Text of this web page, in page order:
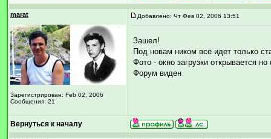
marat
Зарегистрирован: Feb 02, 2006
Сообщения: 21
Добавлено: Чт Фев 02, 2006 13:51
Зашел!
Под новам ником всё идет только
Фото - окно загрузки открывается
Форум виден
Вернуться к началу